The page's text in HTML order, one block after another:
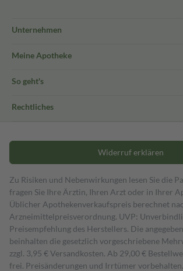
Unternehmen
Meine Apotheke
So geht's
Rechtliches
Widerruf erklären
Zu Risiken und Nebenwirkungen lesen Sie die
fragen Sie Ihre Ärztin, Ihren Arzt oder in Ihrer
Üblicher Apothekenverkaufspreis berechnet
Arzneimittelpreisverordnung. UVP:
Preisempfehlung des Herstellers. Die
beinhalten die gesetzlich vorgeschriebene
zzgl. 3,95 € Versandkosten. Ab 29,00 €
frei. Preisänderungen und Irrtümer